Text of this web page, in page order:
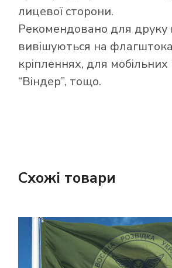
лицевої сторони.
Рекомендовано для друку
вивішуються на
кріпленнях, для мобільних
“Віндер”, тощо.
Схожі товари